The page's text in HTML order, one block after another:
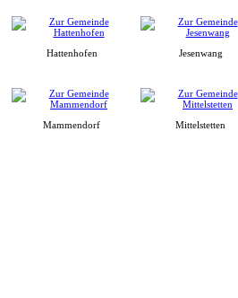
Hattenhofen Jesenwang
Mammendorf Mittelstetten